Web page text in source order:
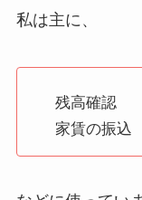
私は主に、
残高確認
家賃の振込